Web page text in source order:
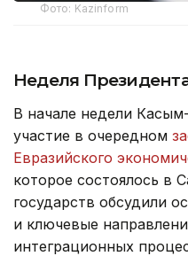
Фото: Kazinform
Неделя
В начале недели
участие в очередном
Евразийского
которое состоялось в
государств обсудили
и ключевые
интеграционных